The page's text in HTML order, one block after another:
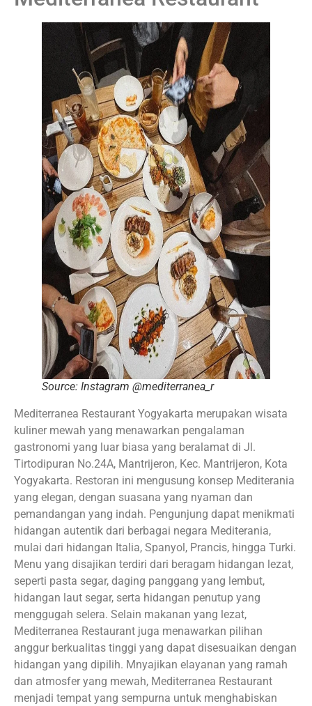
Source: Instagram @mediterranea_r
Mediterranea Restaurant Yogyakarta merupakan wisata
kuliner mewah yang menawarkan pengalaman
gastronomi yang luar biasa yang beralamat di Jl.
Tirtodipuran No.24A, Mantrijeron, Kec. Mantrijeron, Kota
Yogyakarta. Restoran ini mengusung konsep Mediterania
yang elegan, dengan suasana yang nyaman dan
pemandangan yang indah. Pengunjung dapat menikmati
hidangan autentik dari berbagai negara Mediterania,
mulai dari hidangan Italia, Spanyol, Prancis, hingga Turki.
Menu yang disajikan terdiri dari beragam hidangan lezat,
seperti pasta segar, daging panggang yang lembut,
hidangan laut segar, serta hidangan penutup yang
menggugah selera. Selain makanan yang lezat,
Mediterranea Restaurant juga menawarkan pilihan
anggur berkualitas tinggi yang dapat disesuaikan dengan
hidangan yang dipilih. Mnyajikan elayanan yang ramah
dan atmosfer yang mewah, Mediterranea Restaurant
menjadi tempat yang sempurna untuk menghabiskan